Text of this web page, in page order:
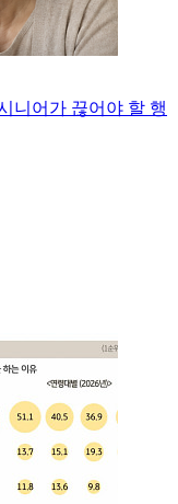
니어가 끊어야 할 행